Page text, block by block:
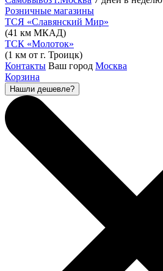
Розничные магазины
ТСЯ «Славянский Мир»
(41 км МКАД)
ТСК «Молоток»
(1 км от г. Троицк)
Контакты Ваш город Москва
Корзина
Нашли дешевле?